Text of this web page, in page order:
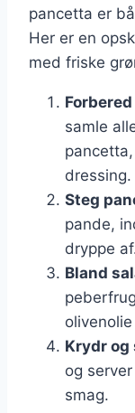
pancetta er
Her er en
med friske
samle
dressing.
Steg
pande,
dryppe
Bland
Krydr og
og
smag.